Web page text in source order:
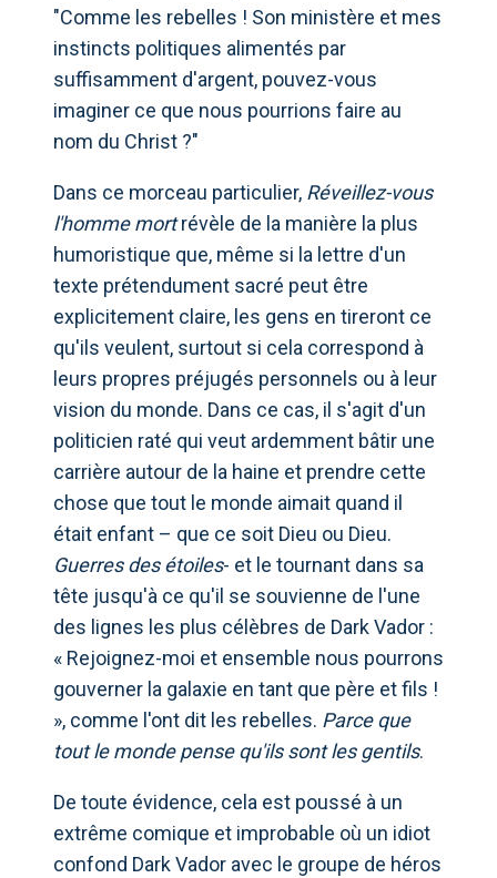
"Comme les rebelles ! Son ministère et mes
instincts politiques alimentés par
suffisamment d'argent, pouvez-vous
imaginer ce que nous pourrions faire au
nom du Christ ?"
Dans ce morceau particulier, Réveillez-vous
l'homme mortrévèle de la manière la plus
humoristique que, même si la lettre d'un
texte prétendument sacré peut être
explicitement claire, les gens en tireront ce
qu'ils veulent, surtout si cela correspond à
leurs propres préjugés personnels ou à leur
vision du monde. Dans ce cas, il s'agit d'un
politicien raté qui veut ardemment bâtir une
carrière autour de la haine et prendre cette
chose que tout le monde aimait quand il
était enfant – que ce soit Dieu ou Dieu.
Guerres des étoiles- et le tournant dans sa
tête jusqu'à ce qu'il se souvienne de l'une
des lignes les plus célèbres de Dark Vador :
« Rejoignez-moi et ensemble nous pourrons
gouverner la galaxie en tant que père et fils !
», comme l'ont dit les rebelles. Parce que
tout le monde pense qu'ils sont les gentils.
De toute évidence, cela est poussé à un
extrême comique et improbable où un idiot
confond Dark Vador avec le groupe de héros